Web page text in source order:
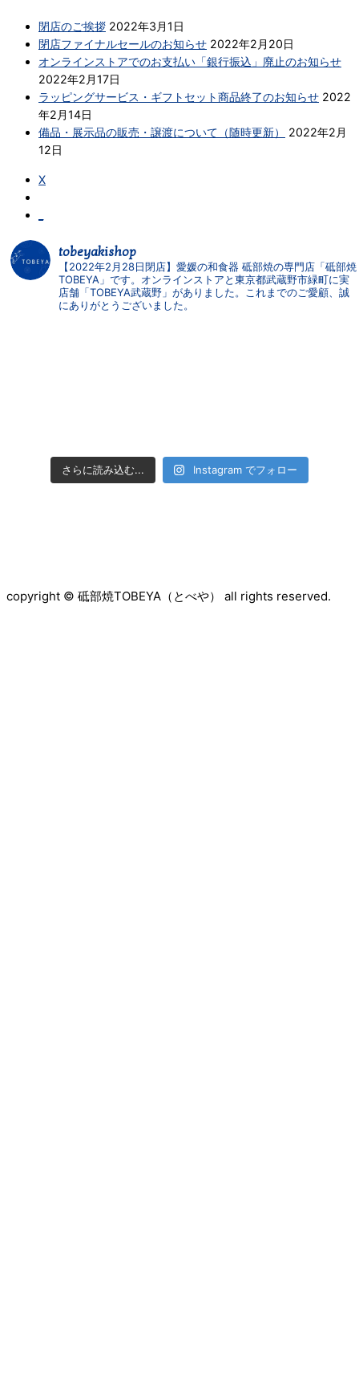
閉店のご挨拶 2022年3月1日
閉店ファイナルセールのお知らせ 2022年2月20日
オンラインストアでのお支払い「銀行振込」廃止のお知らせ
2022年2月17日
ラッピングサービス・ギフトセット商品終了のお知らせ 2022
年2月14日
備品・展示品の販売・譲渡について（随時更新）
2022年2月
12日
X
tobeyakishop
【2022年2月28日閉店】愛媛の和食器 砥部焼の専門店「砥部焼
TOBEYA」です。オンラインストアと東京都武蔵野市緑町に実
店舗「TOBEYA武蔵野」がありました。これまでのご愛顧、誠
にありがとうございました。
さらに読み込む... Instagram でフォロー
copyright © 砥部焼TOBEYA（とべや） all rights reserved.